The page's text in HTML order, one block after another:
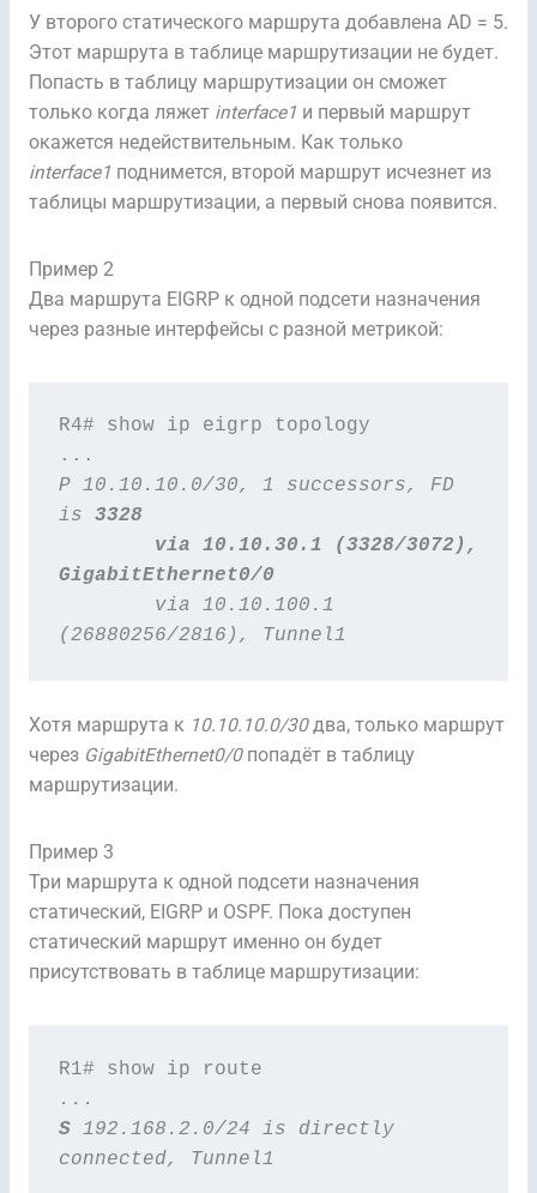
У второго статического маршрута добавлена AD = 5.
Этот маршрута в таблице маршрутизации не будет.
Попасть в таблицу маршрутизации он сможет
только когда ляжет interface1 и первый маршрут
окажется недействительным. Как только
interface1 поднимется, второй маршрут исчезнет из
таблицы маршрутизации, а первый снова появится.
Пример 2
Два маршрута EIGRP к одной подсети назначения
через разные интерфейсы с разной метрикой:
R4# show ip eigrp topology
P 10.10.10.0/30, 1 successors, FD
is 3328
GigabitEthernet0/0
(26880256/2816), Tunnel1
Хотя маршрута к 10.10.10.0/30два, только маршрут
через GigabitEthernet0/0 попадёт в таблицу
маршрутизации.
Пример 3
Три маршрута к одной подсети назначения
статический, EIGRP и OSPF. Пока доступен
статический маршрут именно он будет
присутствовать в таблице маршрутизации:
...
S 192.168.2.0/24 is directly
connected, Tunnel1